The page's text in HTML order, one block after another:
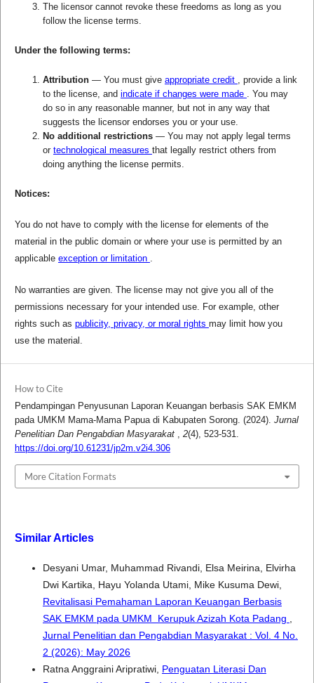
The licensor cannot revoke these freedoms as long as you
follow the license terms.
Under the following terms:
Attribution — You must give appropriate credit , provide a link
to the license, and indicate if changes were made . You may
do so in any reasonable manner, but not in any way that
suggests the licensor endorses you or your use.
No additional restrictions — You may not apply legal terms
or technological measures that legally restrict others from
doing anything the license permits.
Notices:
You do not have to comply with the license for elements of the
material in the public domain or where your use is permitted by an
applicable exception or limitation .
No warranties are given. The license may not give you all of the
permissions necessary for your intended use. For example, other
rights such as publicity, privacy, or moral rights may limit how you
use the material.
How to Cite
Pendampingan Penyusunan Laporan Keuangan berbasis SAK EMKM
pada UMKM Mama-Mama Papua di Kabupaten Sorong. (2024). Jurnal
Penelitian Dan Pengabdian Masyarakat
2(4), 523-531.
https://doi.org/10.61231/jp2m.v2i4.306
More Citation Formats
Similar Articles
Desyani Umar, Muhammad Rivandi, Elsa Meirina, Elvirha
Dwi Kartika, Hayu Yolanda Utami, Mike Kusuma Dewi,
Revitalisasi Pemahaman Laporan Keuangan Berbasis
SAK EMKM pada UMKM Kerupuk Azizah Kota Padang
Jurnal Penelitian dan Pengabdian Masyarakat : Vol. 4 No.
2 (2026): May 2026
Ratna Anggraini Aripratiwi, Penguatan Literasi Dan